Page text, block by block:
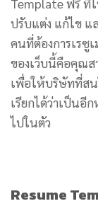
Template ฟรี ที่
ปรับแต่ง แก้ไข แ
คนที่ต้องการเรซู
ของเว็บนี้คือคุณส
เพื่อให้บริษัทที่สน
เรียกได้ว่าเป็นอี
ไปในตัว
Resume